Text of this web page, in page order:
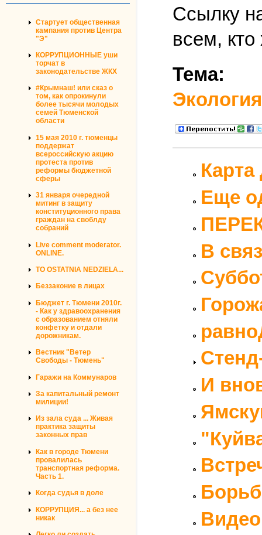
Стартует общественная
кампания против Центра
"Э"
КОРРУПЦИОННЫЕ уши
торчат в
законодательстве ЖКХ
#Крымнаш! или сказ о
том, как опрокинули
более тысячи молодых
семей Тюменской
области
15 мая 2010 г. тюменцы
поддержат
всероссийскую акцию
протеста против
реформы бюджетной
сферы
31 января очередной
митинг в защиту
конституционного права
граждан на своблду
собраний
Live comment moderator.
ONLINE.
TO OSTATNIA NEDZIELA...
Беззаконие в лицах
Бюджет г. Тюмени 2010г.
- Как у здравоохранения
с образованием отняли
конфетку и отдали
дорожникам.
Вестник "Ветер
Свободы - Тюмень"
Гаражи на Коммунаров
За капитальный ремонт
милиции!
Из зала суда ... Живая
практика защиты
законных прав
Как в городе Тюмени
провалилась
транспортная реформа.
Часть 1.
Когда судья в доле
КОРРУПЦИЯ... а без нее
никак
Ссылку
всем,
Тема:
Экология
Карта
Еще
В
И